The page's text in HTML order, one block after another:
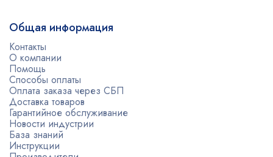
Общая информация
Контакты
О компании
Помощь
Способы оплаты
Оплата заказа через СБП
Доставка товаров
Гарантийное обслуживание
Новости индустрии
База знаний
Инструкции